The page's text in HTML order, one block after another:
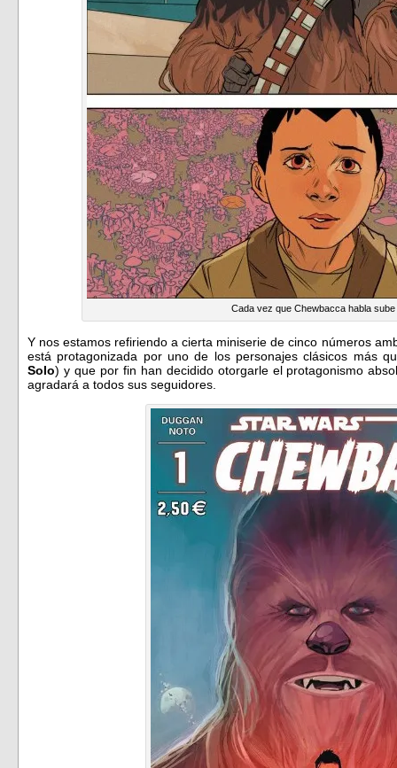
Cada vez que Chewbacca habla sube
Y nos estamos refiriendo a cierta miniserie de cinco números
está protagonizada por uno de los personajes clásicos más
Solo) y que por fin han decidido otorgarle el protagonismo
agradará a todos sus seguidores.